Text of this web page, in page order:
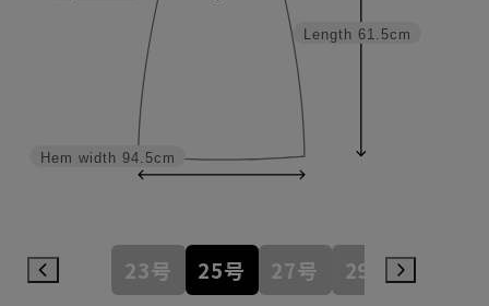
Length 61.5cm
Hem width 94.5cm
23号 25号 27号 29号